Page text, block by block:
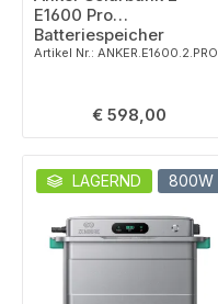
E1600 Pro
Batteriespeicher
Artikel Nr.: ANKER.E1600.2.PRO
Regulärer Preis:
€ 598,00
LAGERND 800W